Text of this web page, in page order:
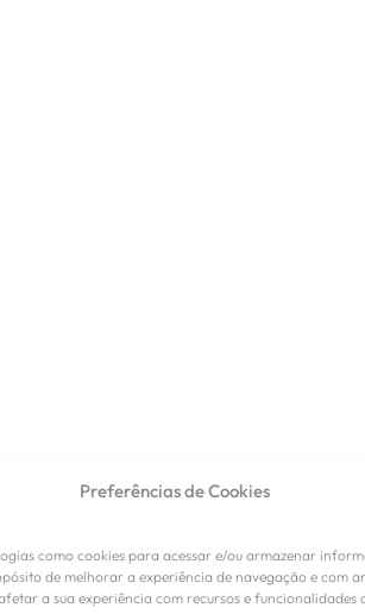
Preferências de Cookies
como cookies para acessar e/ou armazenar
de melhorar a experiência de navegação e com
a sua experiência com recursos e funcionalidades